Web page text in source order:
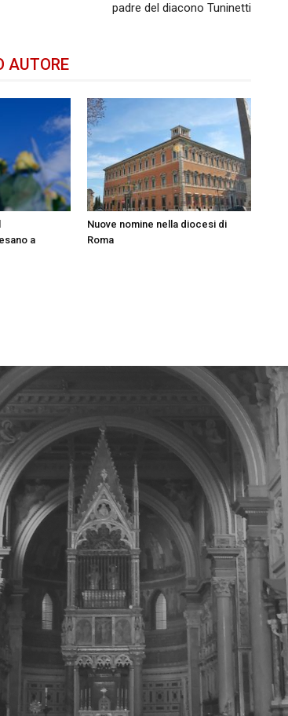
padre del diacono Tuninetti
AUTORE
a
Nuove nomine nella diocesi di
Roma